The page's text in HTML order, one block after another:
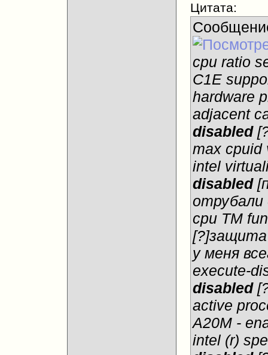
Цитата:
cpu ratio
C1E
hardware
adjacent
disabled
max cpuid
intel
disabled
отрубали
cpu TM
[?]защита
у меня
execute-
disabled
active
A20M -
intel (r)